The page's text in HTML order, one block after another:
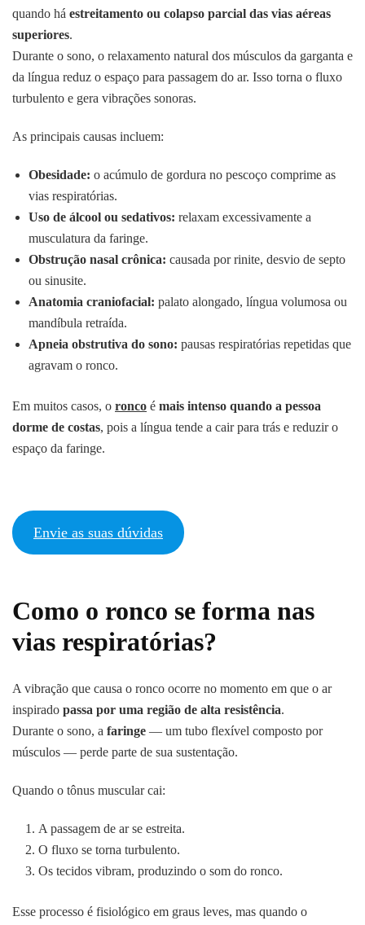
quando há estreitamento ou colapso parcial das vias aéreas
superiores.
Durante o sono, o relaxamento natural dos músculos da garganta e
da língua reduz o espaço para passagem do ar. Isso torna o fluxo
turbulento e gera vibrações sonoras.
As principais causas incluem:
Obesidade: o acúmulo de gordura no pescoço comprime as
vias respiratórias.
Uso de álcool ou sedativos: relaxam excessivamente a
musculatura da faringe.
Obstrução nasal crônica: causada por rinite, desvio de septo
ou sinusite.
Anatomia craniofacial: palato alongado, língua volumosa ou
mandíbula retraída.
Apneia obstrutiva do sono: pausas respiratórias repetidas que
agravam o ronco.
Em muitos casos, o ronco é mais intenso quando a pessoa
dorme de costas, pois a língua tende a cair para trás e reduzir o
espaço da faringe.
Envie as suas dúvidas
Como o ronco se forma nas
vias respiratórias?
A vibração que causa o ronco ocorre no momento em que o ar
inspirado passa por uma região de alta resistência.
Durante o sono, a faringe — um tubo flexível composto por
músculos — perde parte de sua sustentação.
Quando o tônus muscular cai:
A passagem de ar se estreita.
O fluxo se torna turbulento.
Os tecidos vibram, produzindo o som do ronco.
Esse processo é fisiológico em graus leves, mas quando o